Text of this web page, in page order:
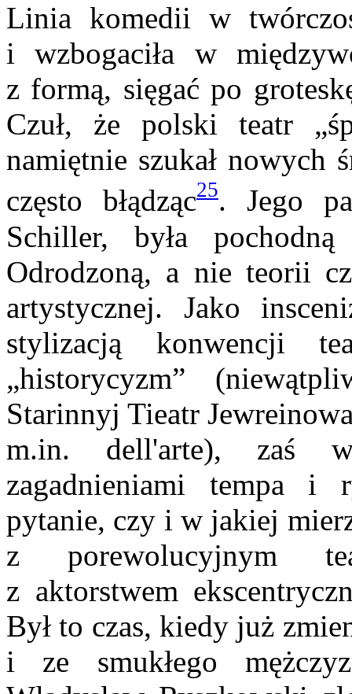
Linia komedii w
i wzbogaciła w
z formą, sięgać po
Czuł, że polski teatr
namiętnie szukał nowych
często błądząc25. Jego
Schiller, była
Odrodzoną, a nie teorii
artystycznej. Jako
stylizacją konwencji
„historycyzm”
Starinnyj Tieatr
m.in.
dell'arte), zaś
zagadnieniami tempa i
pytanie, czy i w jakiej
z porewolucyjnym
z aktorstwem
Był to czas, kiedy już
i ze smukłego